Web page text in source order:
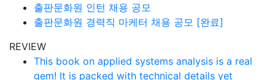
출판문화원 인턴 채용 공모
출판문화원 경력직 마케터 채용 공모 [완료]
REVIEW
This book on applied systems analysis is a real
gem! It is packed with technical details yet